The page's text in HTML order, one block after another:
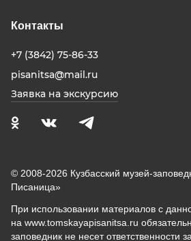
Контакты
+7 (3842) 75-86-33
pisanitsa@mail.ru
Заявка на экскурсию
© 2008-2026 Кузбасский музей-
Писаница»
При использовании материалов с
на www.tomskayapisanitsa.ru
заповедник не несет ответственности